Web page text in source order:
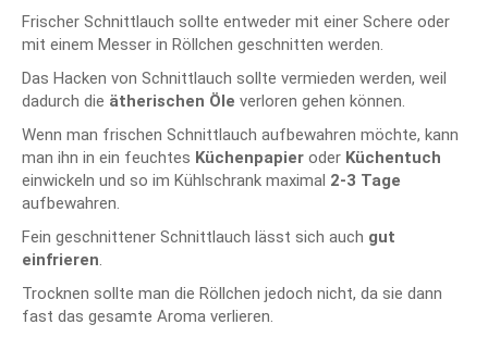
Frischer Schnittlauch sollte entweder mit einer Schere oder
mit einem Messer in Röllchen geschnitten werden.
Das Hacken von Schnittlauch sollte vermieden werden, weil
dadurch die ätherischen Öle verloren gehen können.
Wenn man frischen Schnittlauch aufbewahren möchte, kann
man ihn in ein feuchtes Küchenpapier oder Küchentuch
einwickeln und so im Kühlschrank maximal 2-3 Tage
aufbewahren.
Fein geschnittener Schnittlauch lässt sich auch gut
einfrieren.
Trocknen sollte man die Röllchen jedoch nicht, da sie dann
fast das gesamte Aroma verlieren.